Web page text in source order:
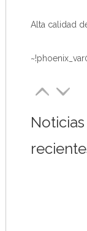
Noticias